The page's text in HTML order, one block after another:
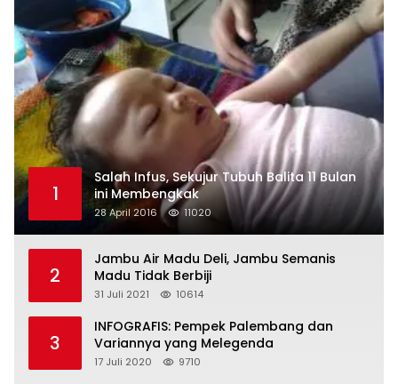
1
Salah Infus, Sekujur Tubuh Balita 11 Bulan
ini Membengkak
28 April 2016 11020
2
Jambu Air Madu Deli, Jambu Semanis
Madu Tidak Berbiji
31 Juli 2021 10614
3
INFOGRAFIS: Pempek Palembang dan
Variannya yang Melegenda
17 Juli 2020 9710